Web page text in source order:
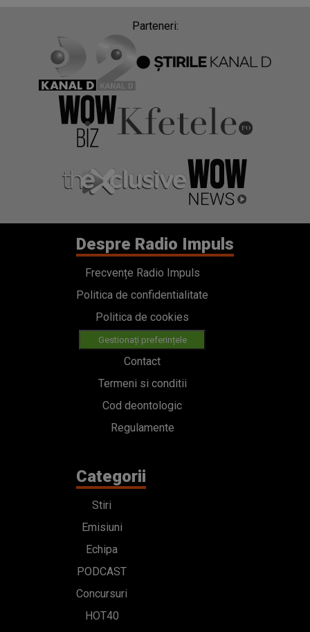
Parteneri:
Despre Radio Impuls
Frecvențe Radio Impuls
Politica de confidentialitate
Politica de cookies
Gestionați preferințele
Contact
Termeni si conditii
Cod deontologic
Regulamente
Categorii
Stiri
Emisiuni
Echipa
PODCAST
Concursuri
HOT40